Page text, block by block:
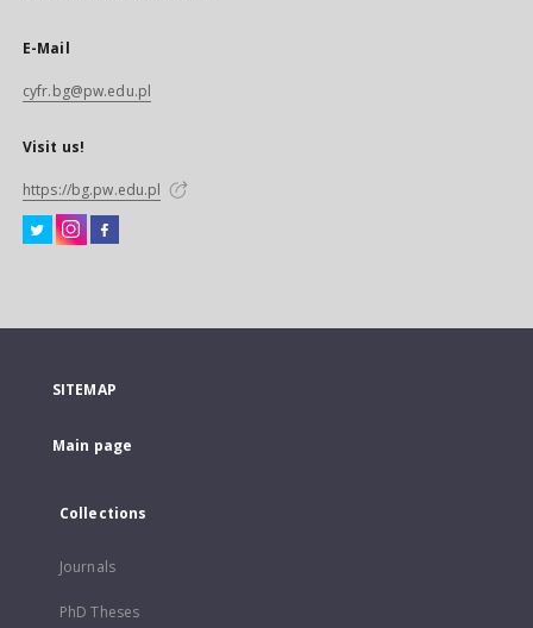
E-Mail
cyfr.bg@pw.edu.pl
Visit us!
https://bg.pw.edu.pl
SITEMAP
Main page
Collections
Journals
PhD Theses